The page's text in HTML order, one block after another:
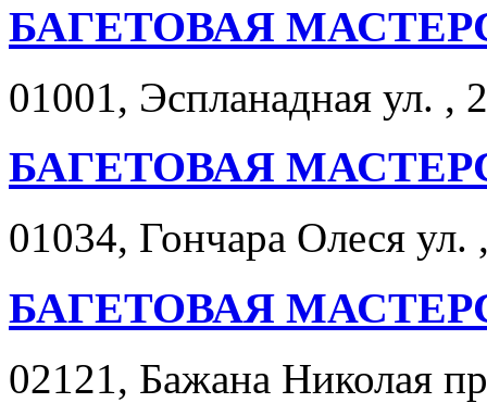
БАГЕТОВАЯ
01001, Эспланадная ул. ,
БАГЕТОВАЯ
01034, Гончара Олеся
БАГЕТОВАЯ
02121, Бажана Николая